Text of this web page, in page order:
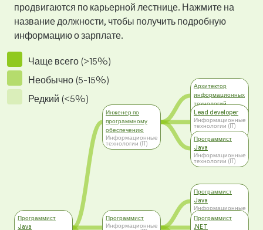
продвигаются по карьерной лестнице. Нажмите на
название должности, чтобы получить подробную
информацию о зарплате.
Чаще всего (>15%)
Необычно (5-15%)
Редкий (<5%)
Программист
Java
Инженер по
программному
обеспечению
Информационные
технологии (IT)
Программист
Информационные
Архитектор
информационных
технологий
Информационные
технологии (IT)
Lead developer
Информационные
технологии (IT)
Программист
Java
Информационные
технологии (IT)
Программист
Java
Информационные
технологии (IT)
Программист
.NET